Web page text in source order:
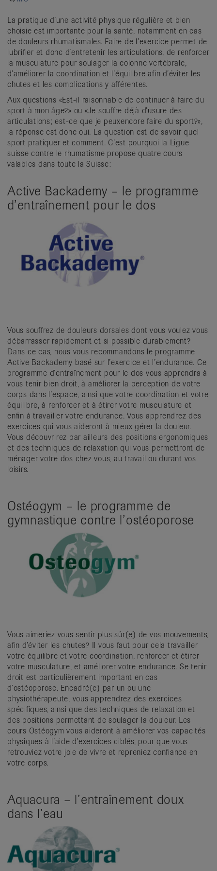
La pratique d’une activité physique régulière et bien
choisie est importante pour la santé, notamment en cas
de douleurs rhumatismales. Faire de l’exercice permet de
lubrifier et donc d’entretenir les articulations, de renforcer
la musculature pour soulager la colonne vertébrale,
d’améliorer la coordination et l’équilibre afin d’éviter les
chutes et les complications y afférentes.
Aux questions «Est-il raisonnable de continuer à faire du
sport à mon âge?» ou «Je souffre déjà d’usure des
articulations; est-ce que je peuxencore faire du sport?»,
la réponse est donc oui. La question est de savoir quel
sport pratiquer et comment. C’est pourquoi la Ligue
suisse contre le rhumatisme propose quatre cours
valables dans toute la Suisse:
Active Backademy – le programme
d’entraînement pour le dos
Vous souffrez de douleurs dorsales dont vous voulez vous
débarrasser rapidement et si possible durablement?
Dans ce cas, nous vous recommandons le programme
Active Backademy basé sur l’exercice et l’endurance. Ce
programme d’entraînement pour le dos vous apprendra à
vous tenir bien droit, à améliorer la perception de votre
corps dans l’espace, ainsi que votre coordination et votre
équilibre, à renforcer et à étirer votre musculature et
enfin à travailler votre endurance. Vous apprendrez des
exercices qui vous aideront à mieux gérer la douleur.
Vous découvrirez par ailleurs des positions ergonomiques
et des techniques de relaxation qui vous permettront de
ménager votre dos chez vous, au travail ou durant vos
loisirs.
Ostéogym – le programme de
gymnastique contre l’ostéoporose
Vous aimeriez vous sentir plus sûr(e) de vos mouvements,
afin d’éviter les chutes? Il vous faut pour cela travailler
votre équilibre et votre coordination, renforcer et étirer
votre musculature, et améliorer votre endurance. Se tenir
droit est particulièrement important en cas
d’ostéoporose. Encadré(e) par un ou une
physiothérapeute, vous apprendrez des exercices
spécifiques, ainsi que des techniques de relaxation et
des positions permettant de soulager la douleur. Les
cours Ostéogym vous aideront à améliorer vos capacités
physiques à l’aide d’exercices ciblés, pour que vous
retrouviez votre joie de vivre et repreniez confiance en
votre corps.
Aquacura – l’entraînement doux
dans l’eau